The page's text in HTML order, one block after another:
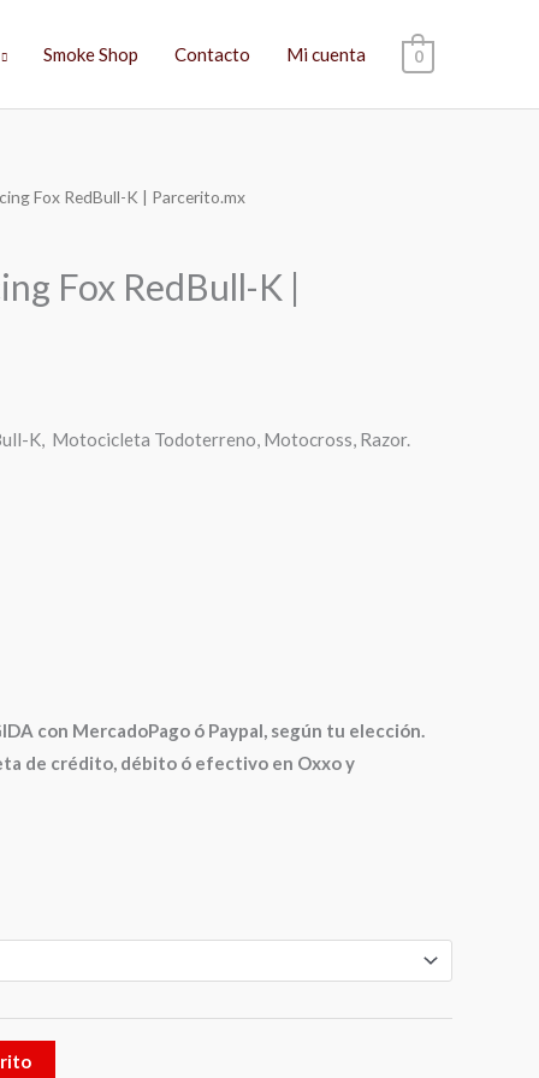
Smoke Shop Contacto Mi cuenta 0
Fox RedBull-K | Parcerito.mx
Fox RedBull-K |
K, Motocicleta Todoterreno, Motocross, Razor.
con MercadoPago ó Paypal, según tu elección.
de crédito, débito ó efectivo en Oxxo y